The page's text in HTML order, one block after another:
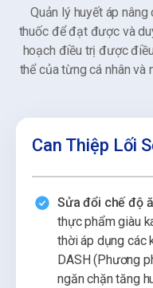
Quản lý huyết áp
thuốc để đạt được và
hoạch điều trị được
thể của từng cá nhân và
Can Thiệp Lối
Sửa đổi chế độ
thực phẩm giàu
thời áp dụng các
DASH (Phương
ngăn chặn tăng